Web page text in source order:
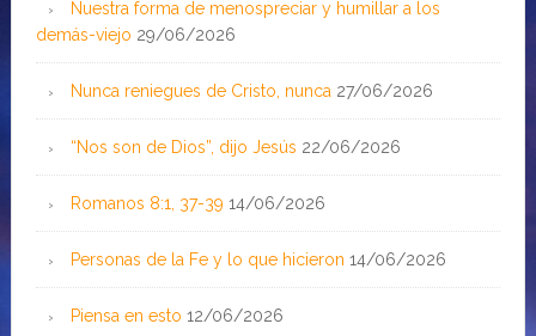
Nuestra forma de menospreciar y humillar a los
demás-viejo 29/06/2026
Nunca reniegues de Cristo, nunca 27/06/2026
“Nos son de Dios”, dijo Jesús 22/06/2026
Romanos 8:1, 37-39 14/06/2026
Personas de la Fe y lo que hicieron 14/06/2026
Piensa en esto 12/06/2026